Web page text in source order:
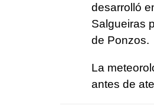
desarrolló
Salgueiras
de Ponzos.
La
antes de